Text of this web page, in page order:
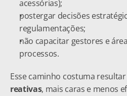
acessórias);
postergar decisões
regulamentações;
não capacitar gestores e
processos.
Esse caminho costuma
reativas, mais caras e menos